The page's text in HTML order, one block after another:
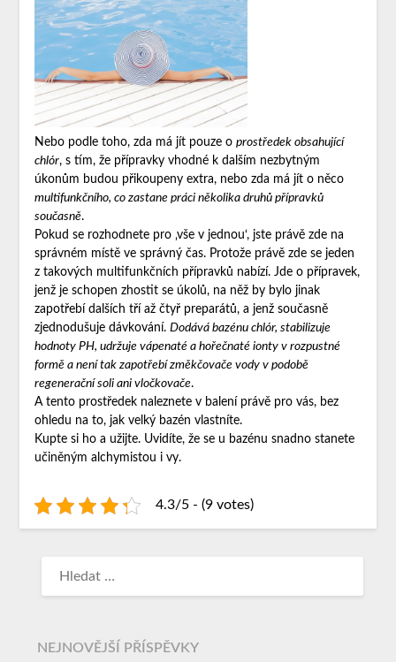
Nebo podle toho, zda má jít pouze o prostředek obsahující
chlór, s tím, že přípravky vhodné k dalším nezbytným
úkonům budou přikoupeny extra, nebo zda má jít o něco
multifunkčního, co zastane práci několika druhů přípravků
současně.
Pokud se rozhodnete pro ‚vše v jednou‘, jste právě zde na
správném místě ve správný čas. Protože právě zde se jeden
z takových multifunkčních přípravků nabízí. Jde o přípravek,
jenž je schopen zhostit se úkolů, na něž by bylo jinak
zapotřebí dalších tří až čtyř preparátů, a jenž současně
zjednodušuje dávkování. Dodává bazénu chlór, stabilizuje
hodnoty PH, udržuje vápenaté a hořečnaté ionty v rozpustné
formě a není tak zapotřebí změkčovače vody v podobě
regenerační soli ani vločkovače.
A tento prostředek naleznete v balení právě pro vás, bez
ohledu na to, jak velký bazén vlastníte.
Kupte si ho a užijte. Uvidíte, že se u bazénu snadno stanete
učiněným alchymistou i vy.
4.3/5 - (9 votes)
NEJNOVĚJŠÍ PŘÍSPĚVKY